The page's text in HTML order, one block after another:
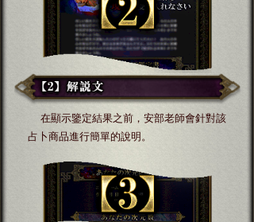
在顯示鑒定結果之前，安部老師會針對該
占卜商品進行簡單的說明。